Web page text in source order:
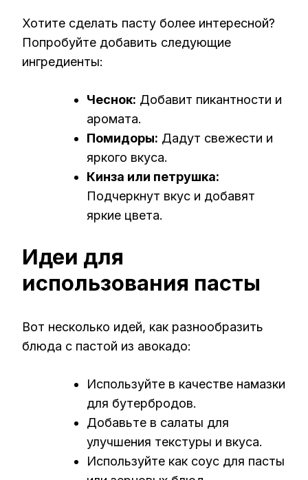
Хотите сделать пасту более интересной?
Попробуйте добавить следующие
ингредиенты:
Чеснок: Добавит пикантности и
аромата.
Помидоры: Дадут свежести и
яркого вкуса.
Кинза или петрушка:
Подчеркнут вкус и добавят
яркие цвета.
Идеи для
использования пасты
Вот несколько идей, как разнообразить
блюда с пастой из авокадо:
Используйте в качестве намазки
для бутербродов.
Добавьте в салаты для
улучшения текстуры и вкуса.
Используйте как соус для пасты